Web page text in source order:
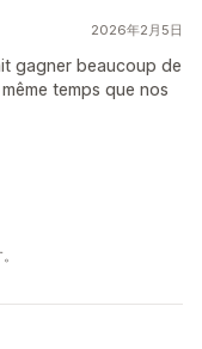
2026年2月5日
gagner beaucoup de
temps que nos